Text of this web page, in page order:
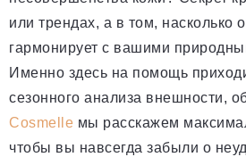
или трендах, а в том, насколько
гармонирует с вашими
Именно здесь на помощь
сезонного анализа внешности,
Cosmelle мы расскажем
чтобы вы навсегда забыли о